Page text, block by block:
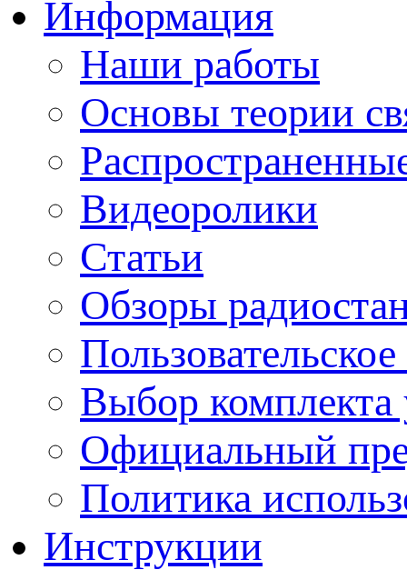
Информация
Наши работы
Основы теории
Видеоролики
Статьи
Обзоры
Выбор комплекта
Официальный
Политика
Инструкции